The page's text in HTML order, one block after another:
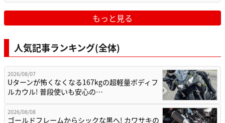
もっと見る
人気記事ランキング(全体)
2026/08/07
Uターンが怖くなくなる167kgの超軽量ボディフ
ルカウル! 普段使いも安心の…
2026/08/08
ゴールドフレームからシックな黒へ! カワサキの